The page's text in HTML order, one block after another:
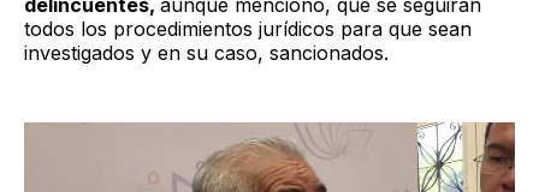
todos los procedimientos jurídicos para que sean
investigados y en su caso, sancionados.